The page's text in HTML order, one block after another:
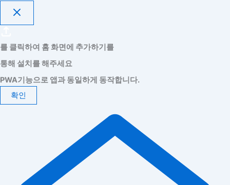
를 클릭하여 홈 화면에 추가하기를
통해 설치를 해주세요
PWA기능으로 앱과 동일하게 동작합니다.
확인